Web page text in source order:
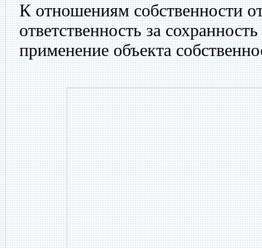
К отношениям собственности
ответственность за
применение объекта